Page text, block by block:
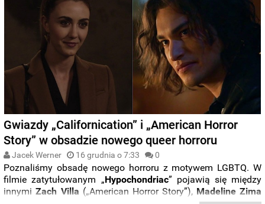
Gwiazdy „Californication” i „American Horror
Story” w obsadzie nowego queer horroru
Jacek Werner 16 grudnia o 7:33 0
Poznaliśmy obsadę nowego horroru z motywem LGBTQ. W
filmie zatytułowanym „Hypochondriac” pojawią się między
innymi Zach Villa („American Horror Story”), Madeline Zima